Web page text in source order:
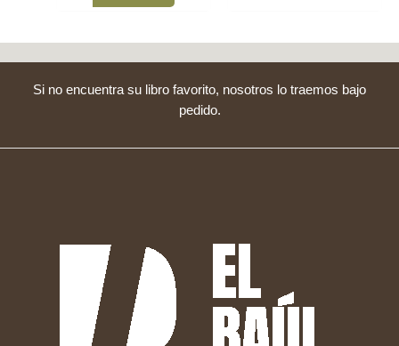
Si no encuentra su libro favorito, nosotros lo traemos bajo
pedido.